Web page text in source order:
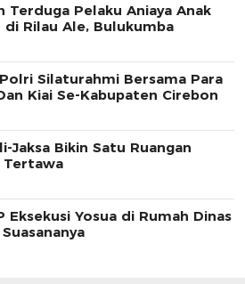
Terduga Pelaku Aniaya Anak
di Rilau Ale, Bulukumba
Silaturahmi Bersama Para
Kiai Se-Kabupaten Cirebon
Jaksa Bikin Satu Ruangan
Tertawa
Eksekusi Yosua di Rumah Dinas